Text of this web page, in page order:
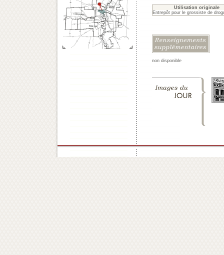
Utilisation originale
Entrepôt pour le grossiste de
non disponible